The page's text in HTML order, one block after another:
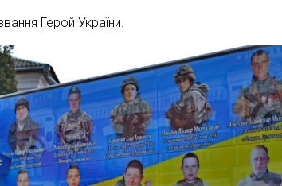
Герой України.